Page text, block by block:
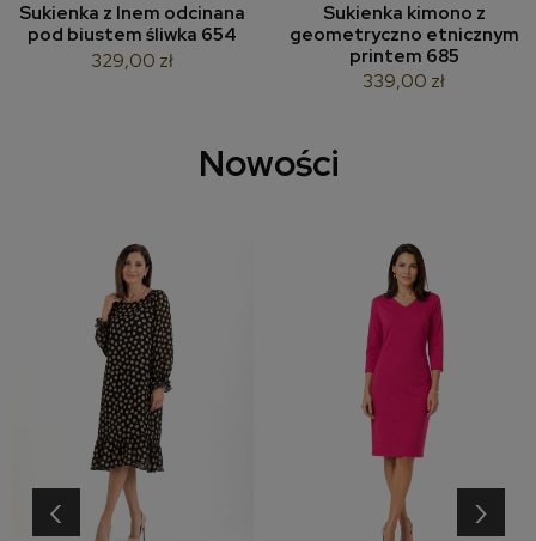
Sukienka z lnem odcinana
pod biustem śliwka 654
329,00 zł
Sukienka kimono z
geometryczno etnicznym
printem 685
339,00 zł
Nowości
‹ ›